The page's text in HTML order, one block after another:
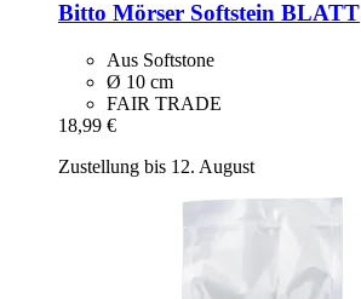
Bitto Mörser Softstein BLATT
Aus Softstone
Ø 10 cm
FAIR TRADE
18,99 €
Zustellung bis 12. August